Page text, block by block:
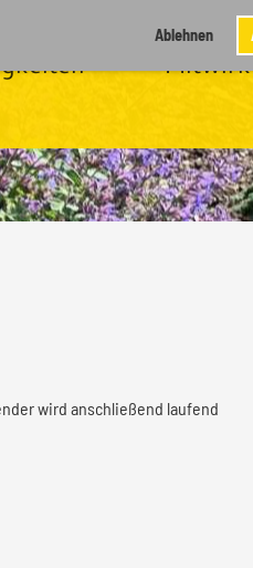
Ablehnen
wird anschließend laufend